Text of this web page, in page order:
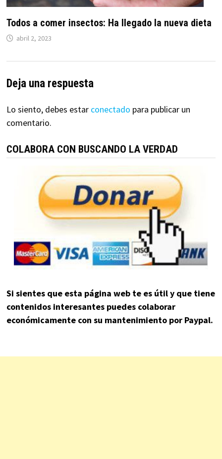
Todos a comer insectos: Ha llegado la nueva dieta
abril 2, 2023
Deja una respuesta
Lo siento, debes estar conectado para publicar un
comentario.
COLABORA CON BUSCANDO LA VERDAD
Si sientes que esta página web te es útil y que tiene
contenidos interesantes puedes colaborar
económicamente con su mantenimiento por Paypal.